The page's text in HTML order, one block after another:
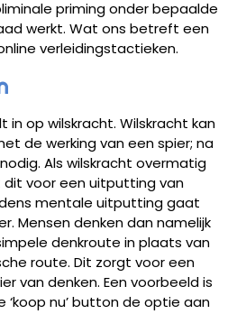
priming onder bepaalde
werkt. Wat ons betreft een
verleidingstactieken.
op wilskracht. Wilskracht kan
de werking van een spier; na
Als wilskracht overmatig
voor een uitputting van
mentale uitputting gaat
Mensen denken dan namelijk
denkroute in plaats van
route. Dit zorgt voor een
van denken. Een voorbeeld is
nu’ button de optie aan